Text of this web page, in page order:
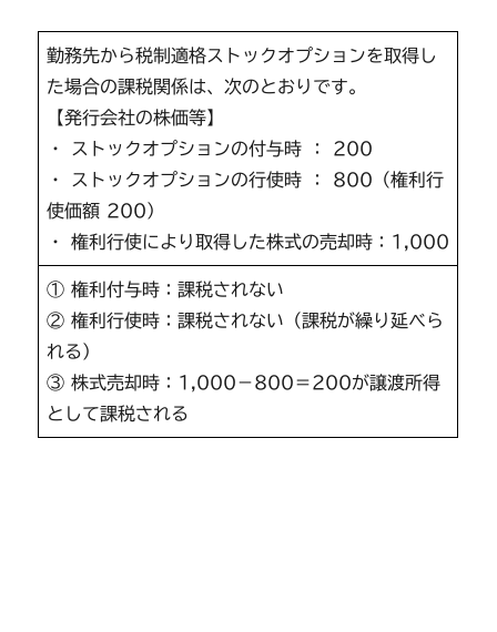
勤務先から税制適格ストックオプションを取得し
た場合の課税関係は、次のとおりです。
【発行会社の株価等】
・ ストックオプションの付与時 ： 200
・ ストックオプションの行使時 ： 800（権利行
使価額 200）
・ 権利行使により取得した株式の売却時：1,000
① 権利付与時：課税されない
② 権利行使時：課税されない（課税が繰り延べら
れる）
③ 株式売却時：1,000－800＝200が譲渡所得
として課税される